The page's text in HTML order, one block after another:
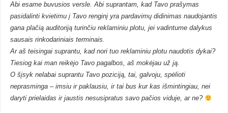
Abi esame buvusios versle. Abi suprantam, kad Tavo prašymas
pasidalinti kvietimu į Tavo renginį yra pardavimų didinimas naudojantis
gana plačią auditoriją turinčiu reklaminiu plotu, jei vadintume dalykus
sausais rinkodariniais terminais.
Ar aš teisingai suprantu, kad nori tuo reklaminiu plotu naudotis dykai?
Tiesiog kai man reikėjo Tavo pagalbos, aš mokėjau už ją.
O šįsyk nelabai suprantu Tavo poziciją, tai, galvoju, spėlioti
neprasminga – imsiu ir paklausiu, ir tai bus kur kas išmintingiau, nei
daryti prielaidas ir jaustis nesusipratus savo pačios viduje, ar ne?